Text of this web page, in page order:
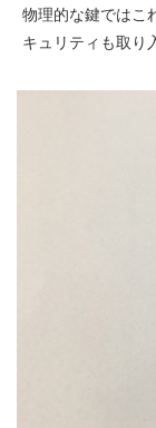
物理的な鍵ではこ
キュリティも取り